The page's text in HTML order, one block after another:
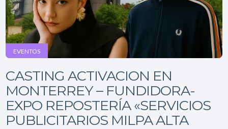
EVENTOS
CASTING ACTIVACION EN
MONTERREY – FUNDIDORA-
EXPO REPOSTERÍA «SERVICIOS
PUBLICITARIOS MILPA ALTA